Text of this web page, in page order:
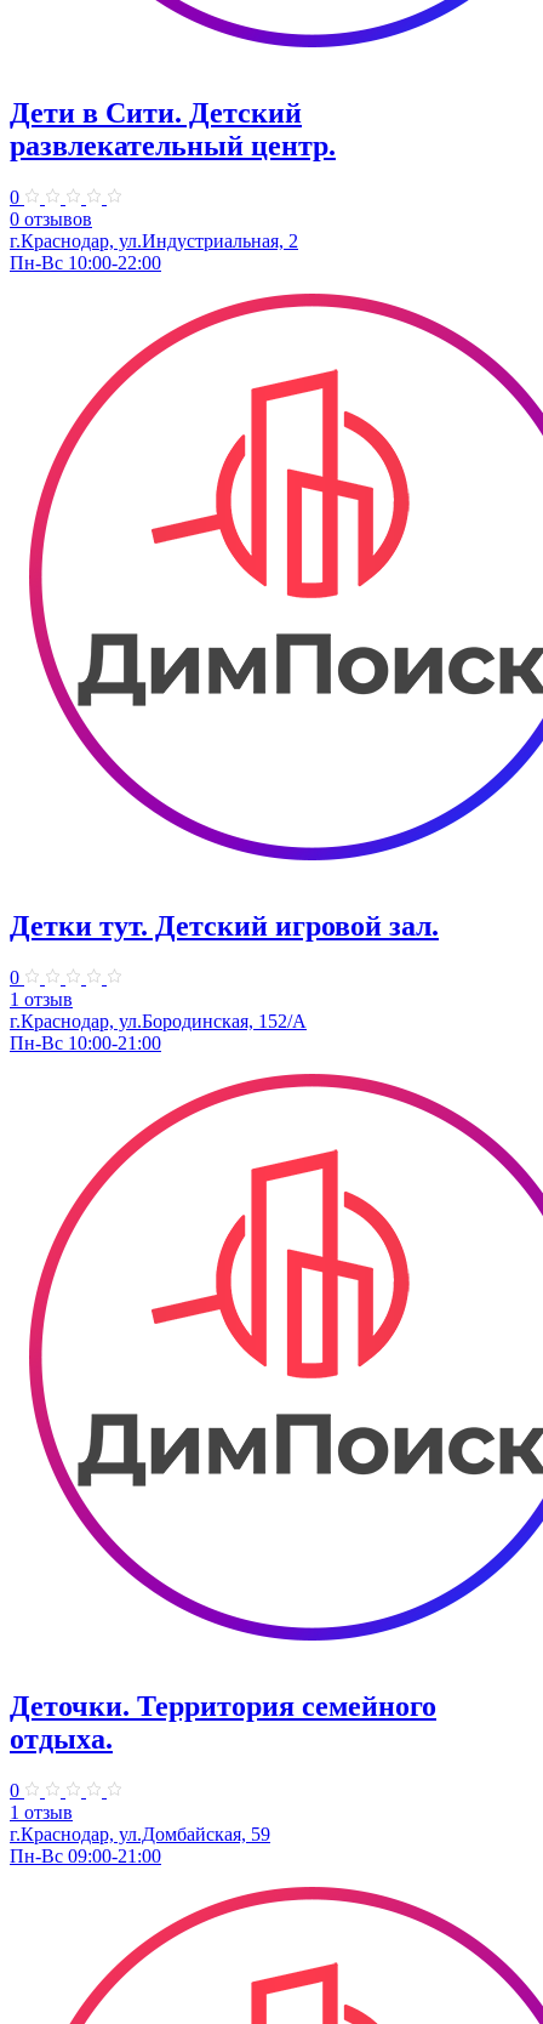
Дети в Сити. ​Детский
развлекательный центр.
0
0 отзывов
г.Краснодар, ул.Индустриальная, 2
Пн-Вс 10:00-22:00
Детки тут. Детский игровой зал.
0
1 отзыв
г.Краснодар, ул.​Бородинская, 152/А
Пн-Вс 10:00-21:00
Деточки. Территория семейного
отдыха.
0
1 отзыв
г.Краснодар, ул.Домбайская, 59
Пн-Вс 09:00-21:00